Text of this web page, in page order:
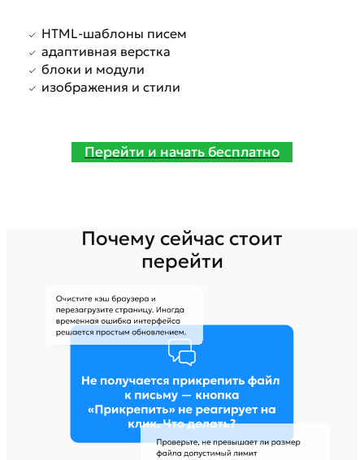
HTML-шаблоны писем
адаптивная верстка
блоки и модули
изображения и стили
Перейти и начать бесплатно
Почему сейчас стоит
перейти